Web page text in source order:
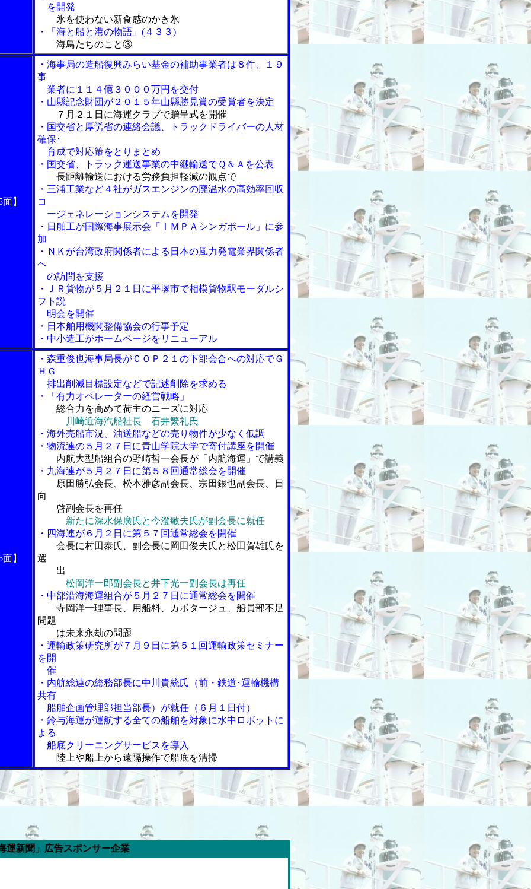
を開発
氷を使わない新食感のかき氷
・「海と船と港の物語」(４３３)
海鳥たちのこと③
】
・海事局の造船復興みらい基金の補助事業者は８件、１９
事
業者に１１４億３０００万円を交付
・山縣記念財団が２０１５年山縣勝見賞の受賞者を決定
７月２１日に海運クラブで贈呈式を開催
・国交省と厚労省の連絡会議、トラックドライバーの人材
確保･
育成で対応策をとりまとめ
・国交省、トラック運送事業の中継輸送でＱ＆Ａを公表
長距離輸送における労務負担軽減の観点で
・三浦工業など４社がガスエンジンの廃温水の高効率回収
コ
ージェネレーションシステムを開発
・日舶工が国際海事展示会「ＩＭＰＡシンガポール」に参
加
・ＮＫが台湾政府関係者による日本の風力発電業界関係者
へ
の訪問を支援
・ＪＲ貨物が５月２１日に平塚市で相模貨物駅モーダルシ
フト説
明会を開催
・日本舶用機関整備協会の行事予定
・中小造工がホームページをリニューアル
】
・森重俊也海事局長がＣＯＰ２１の下部会合への対応でＧ
ＨＧ
排出削減目標設定などで記述削除を求める
・「有力オペレーターの経営戦略」
総合力を高めて荷主のニーズに対応
川崎近海汽船社長 石井繁礼氏
・海外売船市況、油送船などの売り物件が少なく低調
・物流連の５月２７日に青山学院大学で寄付講座を開催
内航大型船組合の野崎哲一会長が「内航海運」で講義
・九海連が５月２７日に第５８回通常総会を開催
原田勝弘会長、松本雅彦副会長、宗田銀也副会長、日
向
啓副会長を再任
新たに深水保廣氏と今澄敏夫氏が副会長に就任
・四海連が６月２日に第５７回通常総会を開催
会長に村田泰氏、副会長に岡田俊夫氏と松田賀雄氏を
選
出
松岡洋一郎副会長と井下光一副会長は再任
・中部沿海海運組合が５月２７日に通常総会を開催
寺岡洋一理事長、用船料、カボタージュ、船員部不足
問題
は未来永劫の問題
・運輸政策研究所が７月９日に第５１回運輸政策セミナー
を開
催
・内航総連の総務部長に中川貴統氏（前・鉄道･運輸機構
共有
船舶企画管理部担当部長）が就任（６月１日付）
・鈴与海運が運航する全ての船舶を対象に水中ロボットに
よる
船底クリーニングサービスを導入
陸上や船上から遠隔操作で船底を清掃
ポンサー企業